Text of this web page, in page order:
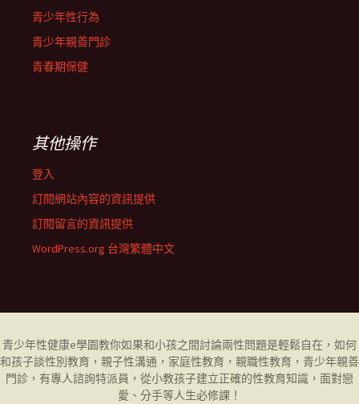
青少年性行為
青少年親善門診
青春期保健
其他操作
登入
訂閱網站內容的資訊提供
訂閱留言的資訊提供
WordPress.org 台灣繁體中文
青少年性健康e學園教你如果和小孩之間討論兩性問題是輕鬆自在，如何
和孩子談性別教育， 親子性溝通 ， 家庭性教育 ， 親職性教育 ， 青少年親善
門診 ，有專人諮詢特派員，從小教孩子建立正確的性教育知識，面對戀
愛、分手等人生必修課！